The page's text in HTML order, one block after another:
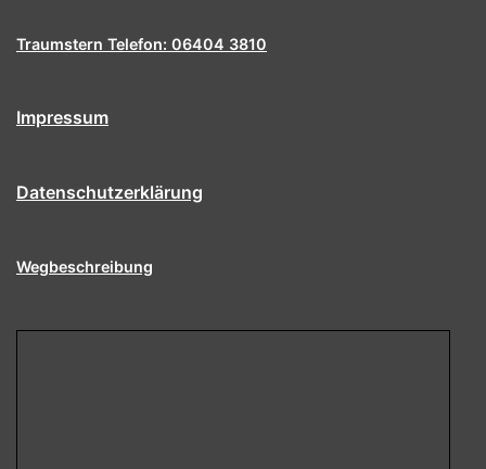
Traumstern Telefon: 06404 3810
Impressum
Datenschutzerklärung
Wegbeschreibung